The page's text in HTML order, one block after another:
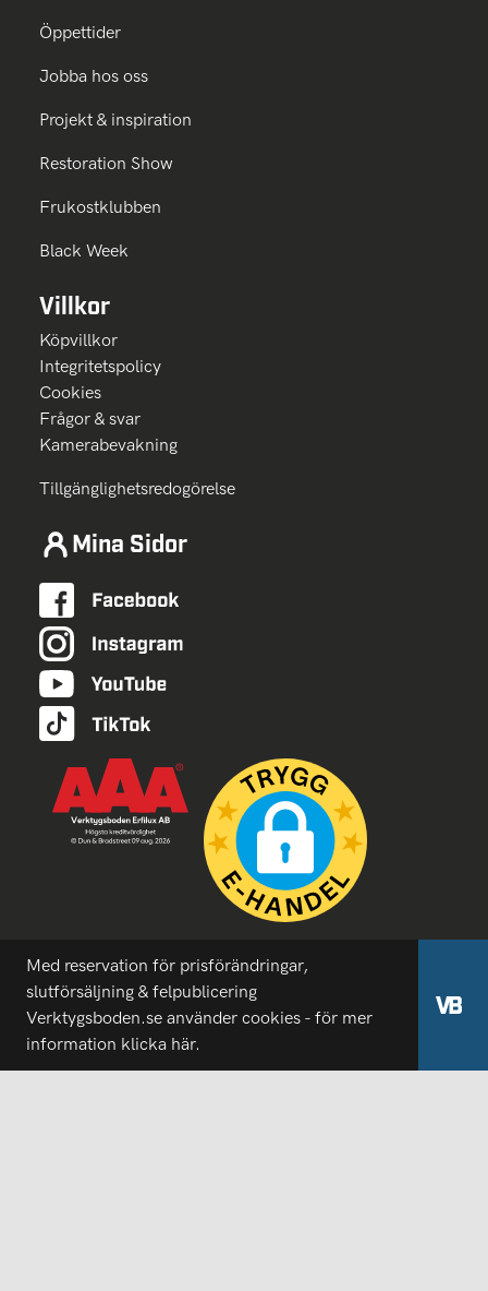
Öppettider
Jobba hos oss
Projekt & inspiration
Restoration Show
Frukostklubben
Black Week
Villkor
Köpvillkor
Integritetspolicy
Cookies
Frågor & svar
Kamerabevakning
Tillgänglighetsredogörelse
Mina Sidor
Med reservation för prisförändringar,
slutförsäljning & felpublicering
Verktygsboden.se använder cookies - för mer
information klicka här.